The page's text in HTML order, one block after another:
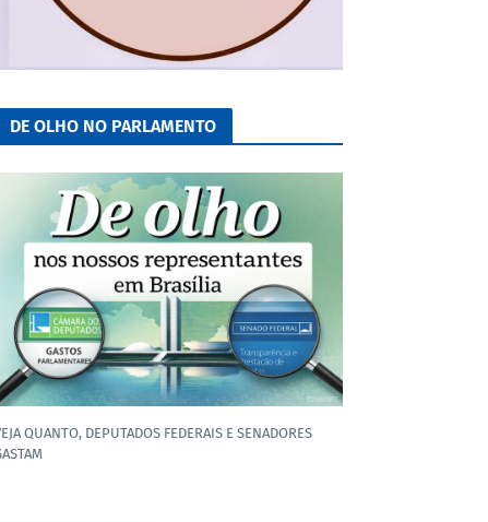
DE OLHO NO PARLAMENTO
QUANTO, DEPUTADOS FEDERAIS E SENADORES